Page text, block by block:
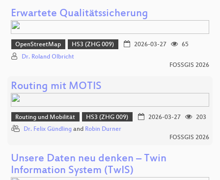
Erwartete Qualitätssicherung
OpenStreetMap HS3 (ZHG 009) 2026-03-27
65
Dr. Roland Olbricht
FOSSGIS 2026
Routing mit MOTIS
Routing und Mobilität HS3 (ZHG 009) 2026-03-27
203
Dr. Felix Gündling and Robin Durner
FOSSGIS 2026
Unsere Daten neu denken – Twin
Information System (TwIS)